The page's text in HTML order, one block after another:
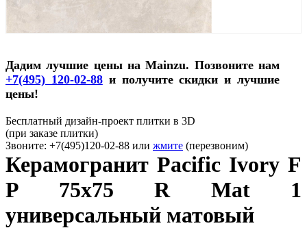
Дадим лучшие цены на Mainzu. Позвоните нам
+7(495) 120-02-88и получите скидки и лучшие
цены!
Бесплатный дизайн-проект плитки в 3D
(при заказе плитки)
Звоните: +7(495)120-02-88 или жмите (перезвоним)
Керамогранит Pacific Ivory F
P 75х75 R Mat 1
универсальный матовый